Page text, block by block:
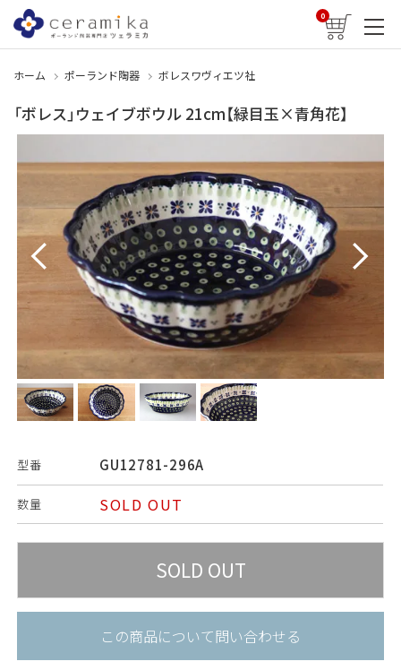
0
ホーム ポーランド陶器 ボレスワヴィエツ社
「ボレス」ウェイブボウル 21cm【緑目玉×青角花】
型番 GU12781-296A
数量 SOLD OUT
この商品について問い合わせる